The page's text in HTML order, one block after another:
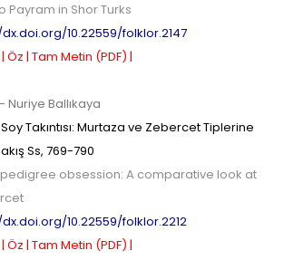
Payram in Shor Turks
10.22559/folklor.2147
Öz | Tam Metin (PDF) |
- Nuriye Ballıkaya
Takıntısı: Murtaza ve Zebercet Tiplerine
Ss, 769-790
obsession: A comparative look at
10.22559/folklor.2212
Öz | Tam Metin (PDF) |